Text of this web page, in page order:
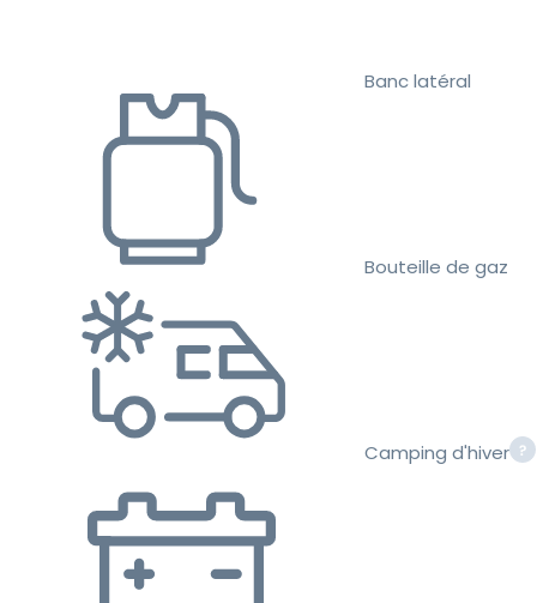
Banc latéral
Bouteille de gaz
Camping d'hiver